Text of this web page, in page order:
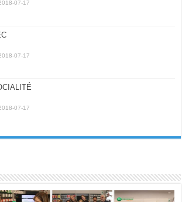
07-17
07-17
07-17